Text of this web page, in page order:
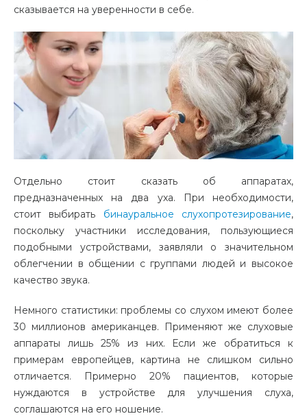
сказывается на уверенности в себе.
Отдельно стоит сказать об аппаратах,
предназначенных на два уха. При необходимости,
стоит выбирать бинауральное слухопротезирование,
поскольку участники исследования, пользующиеся
подобными устройствами, заявляли о значительном
облегчении в общении с группами людей и высокое
качество звука.
Немного статистики: проблемы со слухом имеют более
30 миллионов американцев. Применяют же слуховые
аппараты лишь 25% из них. Если же обратиться к
примерам европейцев, картина не слишком сильно
отличается. Примерно 20% пациентов, которые
нуждаются в устройстве для улучшения слуха,
соглашаются на его ношение.